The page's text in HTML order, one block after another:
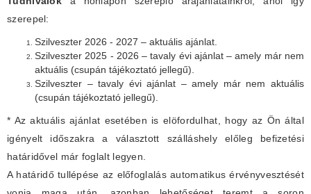
szerepel:
Szilveszter 2026 - 2027 – aktuális ajánlat.
Szilveszter 2025 - 2026 – tavaly évi ajánlat – amely már nem
aktuális (csupán tájékoztató jellegű).
Szilveszter – tavaly évi ajánlat – amely már nem aktuális
(csupán tájékoztató jellegű).
* Az aktuális ajánlat esetében is elöfordulhat, hogy az Ön által
igényelt időszakra a választott szálláshely előleg befizetési
határidővel már foglalt legyen.
A határidő tullépése az előfoglalás automatikus érvényvesztését